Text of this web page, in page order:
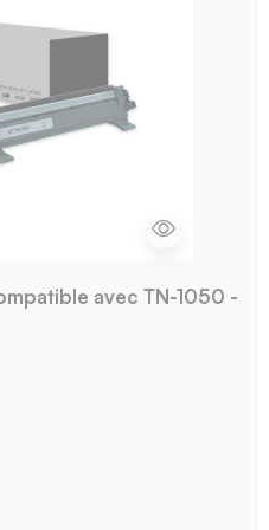
avec TN-1050 -